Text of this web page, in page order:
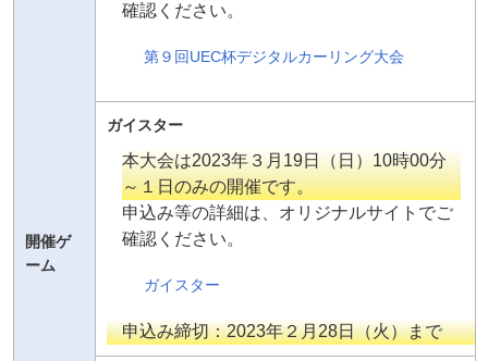
開催ゲ
ーム
確認ください。
第９回UEC杯デジタルカーリング大会
ガイスター
本大会は2023年３月19日（日）10時00分
～１日のみの開催です。
申込み等の詳細は、オリジナルサイトでご
確認ください。
ガイスター
申込み締切：2023年２月28日（火）まで